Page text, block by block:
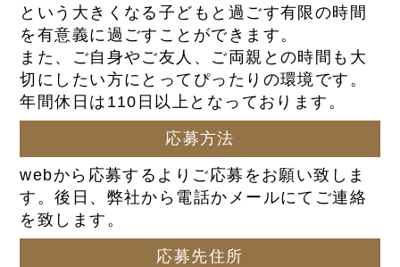
という大きくなる子どもと過ごす有限の時間
を有意義に過ごすことができます。
また、ご自身やご友人、ご両親との時間も大
切にしたい方にとってぴったりの環境です。
年間休日は110日以上となっております。
応募方法
webから応募するよりご応募をお願い致しま
す。後日、弊社から電話かメールにてご連絡
を致します。
応募先住所